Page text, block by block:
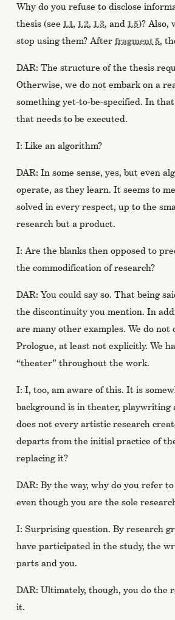
Why do you refuse to disclose
thesis (see 1.1, 1.2, 1.3, and 1.5)? Also,
stop using them? After fragment 5,
DAR: The structure of the thesis
Otherwise, we do not embark on a
something yet-to-be-specified. In
that needs to be executed.
I: Like an algorithm?
DAR: In some sense, yes, but even
operate, as they learn. It seems to
solved in every respect, up to the
research but a product.
I: Are the blanks then opposed to
the commodification of research?
DAR: You could say so. That being
the discontinuity you mention. In
are many other examples. We do
Prologue, at least not explicitly. We
“theater” throughout the work.
I: I, too, am aware of this. It is
background is in theater, playwriting
does not every artistic research
departs from the initial practice of
replacing it?
DAR: By the way, why do you refer
even though you are the sole
I: Surprising question. By research
have participated in the study, the
parts and you.
DAR: Ultimately, though, you do the
it.